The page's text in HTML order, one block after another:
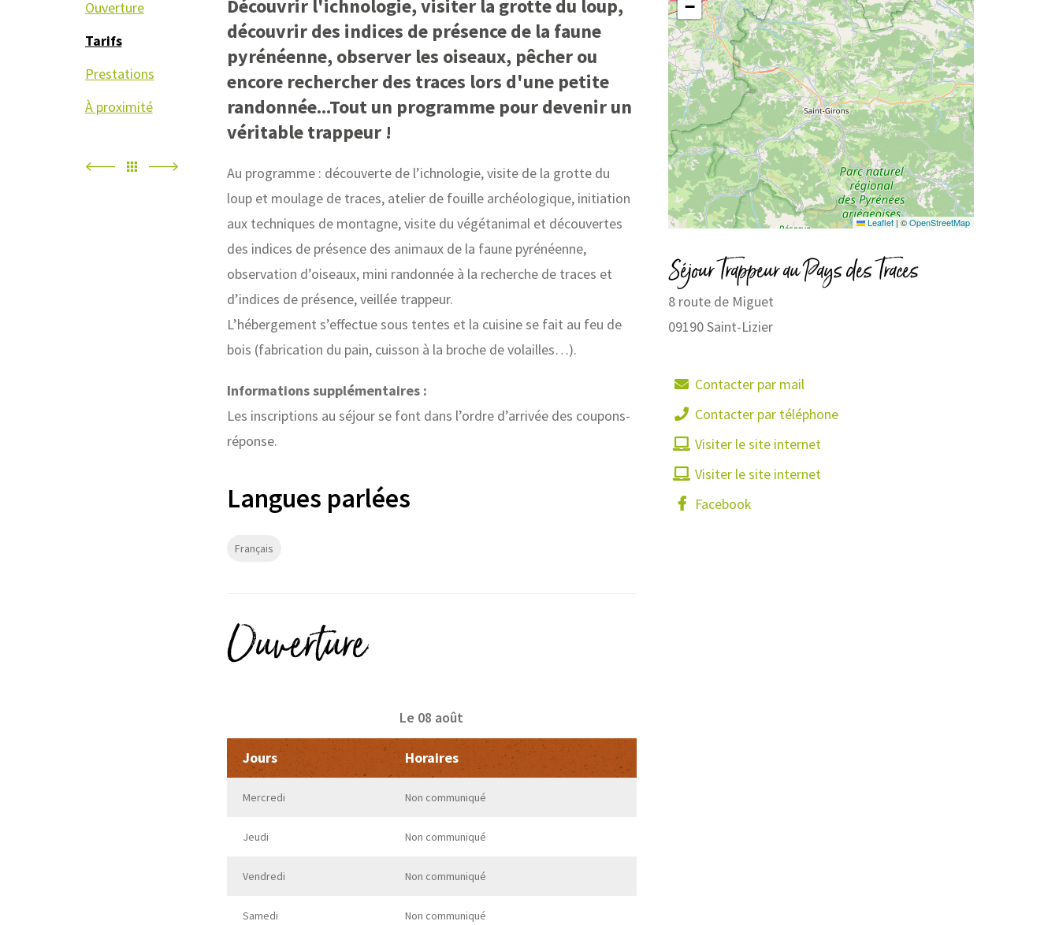
Ouverture
Tarifs
Prestations
À proximité
Découvrir l'ichnologie, visiter la grotte du loup,
découvrir des indices de présence de la faune
pyrénéenne, observer les oiseaux, pêcher ou
encore rechercher des traces lors d'une petite
randonnée...Tout un programme pour devenir un
véritable trappeur !
Au programme : découverte de l’ichnologie, visite de la grotte du
loup et moulage de traces, atelier de fouille archéologique, initiation
aux techniques de montagne, visite du végétanimal et découvertes
des indices de présence des animaux de la faune pyrénéenne,
observation d’oiseaux, mini randonnée à la recherche de traces et
d’indices de présence, veillée trappeur.
L’hébergement s’effectue sous tentes et la cuisine se fait au feu de
bois (fabrication du pain, cuisson à la broche de volailles…).
Informations supplémentaires :
Les inscriptions au séjour se font dans l’ordre d’arrivée des coupons-
réponse.
Langues parlées
Français
Ouverture
Le 08 août
Jours Horaires
Mercredi Non communiqué
Jeudi Non communiqué
Vendredi Non communiqué
Samedi Non communiqué
−
Leaflet |©OpenStreetMap
Séjour Trappeur au Pays des Traces
8 route de Miguet
09190Saint-Lizier
Contacter par mail
Contacter par téléphone
Visiter le site internet
Visiter le site internet
Facebook